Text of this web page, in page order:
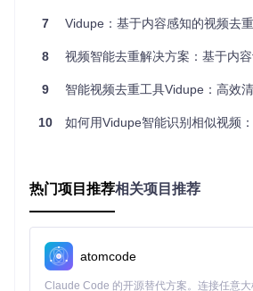
大规模视频库时，既能保持高效运行，
技术指标
感知哈希（pHas
快（适合批量处
误判率
较低
格式适应
性
高（跨格式识别）
7 Vidupe：基于内容感知的视频去
8 视频智能去重解决方案：基于内容识别
9 智能视频去重工具Vidupe：高效清理重复
10 如何用Vidupe智能识别相似视频：高效清
热门项目推荐相关项目推荐
atomcode